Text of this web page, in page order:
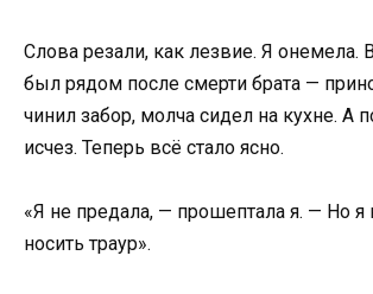
Слова резали, как лезвие. Я онемела.
был рядом после смерти брата —
чинил забор, молча сидел на кухне. А
исчез. Теперь всё стало ясно.
«Я не предала, — прошептала я. — Но я
носить траур».